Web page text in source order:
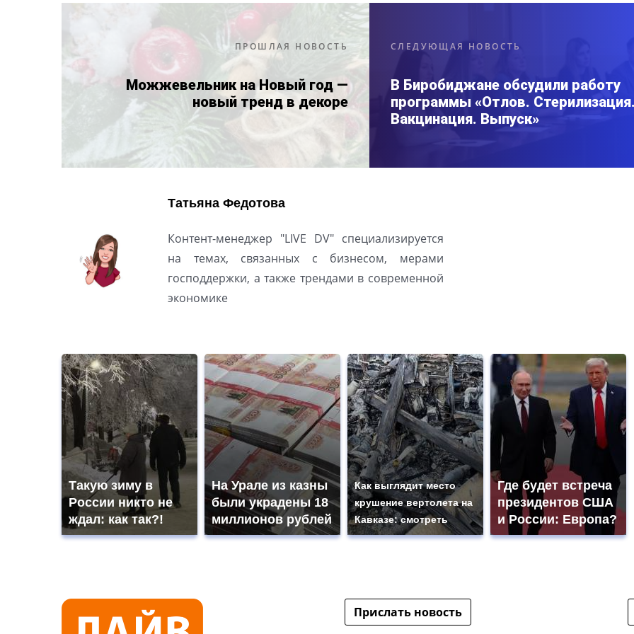
ПРОШЛАЯ НОВОСТЬ
Можжевельник на Новый год —
новый тренд в декоре
СЛЕДУЮЩАЯ НОВОСТЬ
В Биробиджане обсудили работу
программы «Отлов.
Вакцинация. Выпуск»
Татьяна Федотова
Контент-менеджер "LIVE DV" специализируется
на темах, связанных с бизнесом, мерами
господдержки, а также трендами в современной
экономике
Такую зиму в
России никто не
ждал: как так?!
На Урале из казны
были украдены 18
миллионов рублей
Как выглядит место
крушение вертолета на
Кавказе: смотреть
Где будет встреча
президентов США
и России: Европа?
Прислать новость